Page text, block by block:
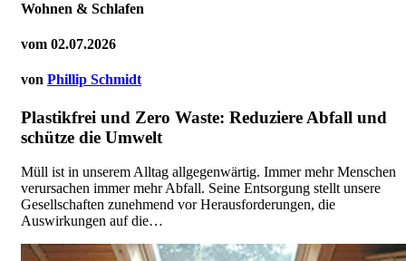
Wohnen & Schlafen
vom 02.07.2026
von Phillip Schmidt
Plastikfrei und Zero Waste: Reduziere Abfall und
schütze die Umwelt
Müll ist in unserem Alltag allgegenwärtig. Immer mehr Menschen
verursachen immer mehr Abfall. Seine Entsorgung stellt unsere
Gesellschaften zunehmend vor Herausforderungen, die
Auswirkungen auf die…